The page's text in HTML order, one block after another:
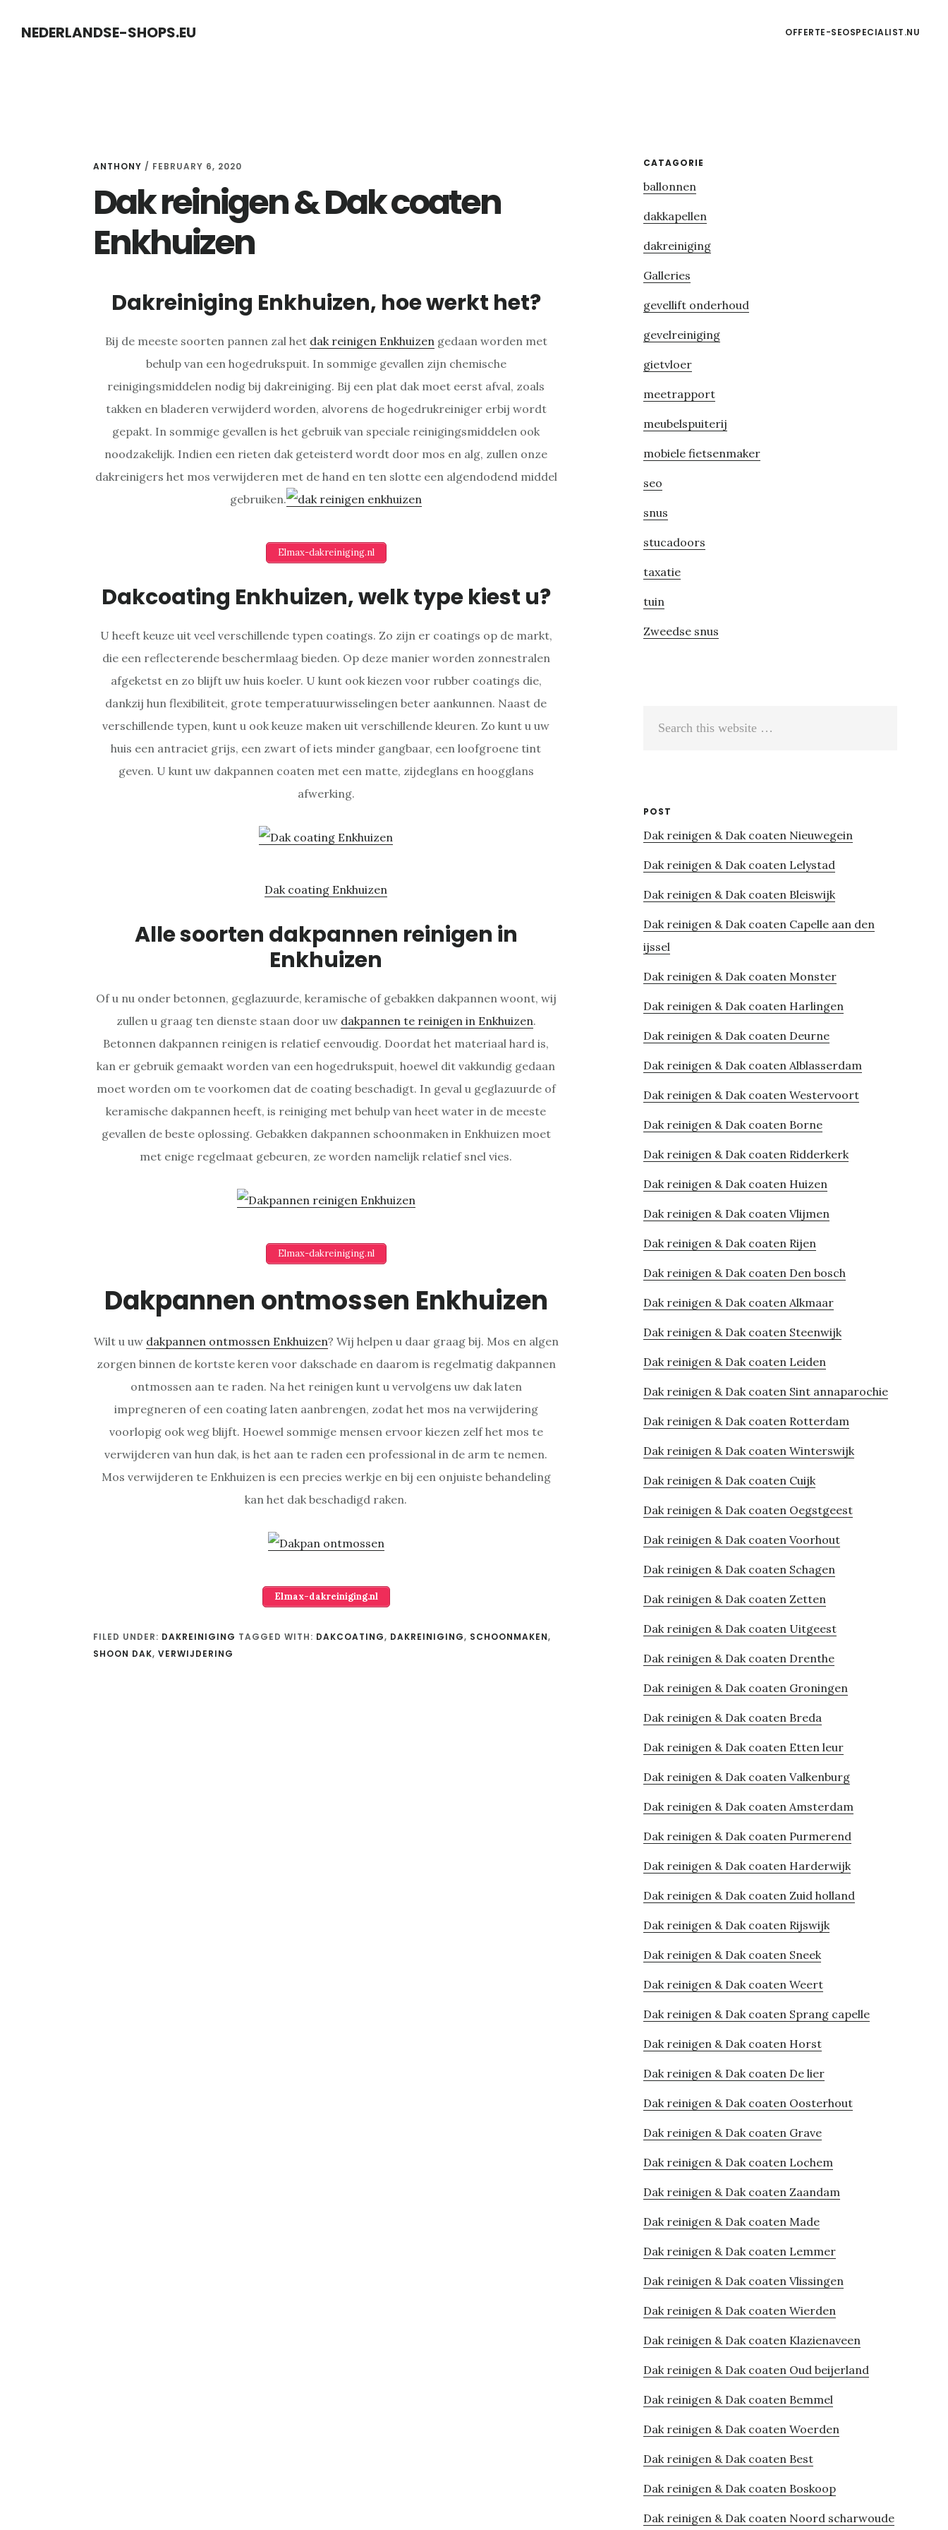
NEDERLANDSE-SHOPS.EU OFFERTE-SEOSPECIALIST.NU
ANTHONY / FEBRUARY 6, 2020
Dak reinigen & Dak coaten
Enkhuizen
Dakreiniging Enkhuizen, hoe werkt het?
Bij de meeste soorten pannen zal het dak reinigen Enkhuizengedaan worden met
behulp van een hogedrukspuit. In sommige gevallen zijn chemische
reinigingsmiddelen nodig bij dakreiniging. Bij een plat dak moet eerst afval, zoals
takken en bladeren verwijderd worden, alvorens de hogedrukreiniger erbij wordt
gepakt. In sommige gevallen is het gebruik van speciale reinigingsmiddelen ook
noodzakelijk. Indien een rieten dak geteisterd wordt door mos en alg, zullen onze
dakreinigers het mos verwijderen met de hand en ten slotte een algendodend middel
gebruiken.
Elmax-dakreiniging.nl
Dakcoating Enkhuizen, welk type kiest u?
U heeft keuze uit veel verschillende typen coatings. Zo zijn er coatings op de markt,
die een reflecterende beschermlaag bieden. Op deze manier worden zonnestralen
afgeketst en zo blijft uw huis koeler. U kunt ook kiezen voor rubber coatings die,
dankzij hun flexibiliteit, grote temperatuurwisselingen beter aankunnen. Naast de
verschillende typen, kunt u ook keuze maken uit verschillende kleuren. Zo kunt u uw
huis een antraciet grijs, een zwart of iets minder gangbaar, een loofgroene tint
geven. U kunt uw dakpannen coaten met een matte, zijdeglans en hoogglans
afwerking.
Dak coating Enkhuizen
Alle soorten dakpannen reinigen in
Enkhuizen
Of u nu onder betonnen, geglazuurde, keramische of gebakken dakpannen woont, wij
zullen u graag ten dienste staan door uw dakpannen te reinigen in Enkhuizen.
Betonnen dakpannen reinigen is relatief eenvoudig. Doordat het materiaal hard is,
kan er gebruik gemaakt worden van een hogedrukspuit, hoewel dit vakkundig gedaan
moet worden om te voorkomen dat de coating beschadigt. In geval u geglazuurde of
keramische dakpannen heeft, is reiniging met behulp van heet water in de meeste
gevallen de beste oplossing. Gebakken dakpannen schoonmaken in Enkhuizen moet
met enige regelmaat gebeuren, ze worden namelijk relatief snel vies.
Elmax-dakreiniging.nl
Dakpannen ontmossen Enkhuizen
Wilt u uw dakpannen ontmossen Enkhuizen? Wij helpen u daar graag bij. Mos en algen
zorgen binnen de kortste keren voor dakschade en daarom is regelmatig dakpannen
ontmossen aan te raden. Na het reinigen kunt u vervolgens uw dak laten
impregneren of een coating laten aanbrengen, zodat het mos na verwijdering
voorlopig ook weg blijft. Hoewel sommige mensen ervoor kiezen zelf het mos te
verwijderen van hun dak, is het aan te raden een professional in de arm te nemen.
Mos verwijderen te Enkhuizen is een precies werkje en bij een onjuiste behandeling
kan het dak beschadigd raken.
Elmax-dakreiniging.nl
FILED UNDER: DAKREINIGING TAGGED WITH: DAKCOATING, DAKREINIGING, SCHOONMAKEN,
SHOON DAK, VERWIJDERING
Primary
Sidebar
CATAGORIE
ballonnen
dakkapellen
dakreiniging
Galleries
gevellift onderhoud
gevelreiniging
gietvloer
meetrapport
meubelspuiterij
mobiele fietsenmaker
seo
snus
stucadoors
taxatie
tuin
Zweedse snus
POST
Dak reinigen & Dak coaten Nieuwegein
Dak reinigen & Dak coaten Lelystad
Dak reinigen & Dak coaten Bleiswijk
Dak reinigen & Dak coaten Capelle aan den
ijssel
Dak reinigen & Dak coaten Monster
Dak reinigen & Dak coaten Harlingen
Dak reinigen & Dak coaten Deurne
Dak reinigen & Dak coaten Alblasserdam
Dak reinigen & Dak coaten Westervoort
Dak reinigen & Dak coaten Borne
Dak reinigen & Dak coaten Ridderkerk
Dak reinigen & Dak coaten Huizen
Dak reinigen & Dak coaten Vlijmen
Dak reinigen & Dak coaten Rijen
Dak reinigen & Dak coaten Den bosch
Dak reinigen & Dak coaten Alkmaar
Dak reinigen & Dak coaten Steenwijk
Dak reinigen & Dak coaten Leiden
Dak reinigen & Dak coaten Sint annaparochie
Dak reinigen & Dak coaten Rotterdam
Dak reinigen & Dak coaten Winterswijk
Dak reinigen & Dak coaten Cuijk
Dak reinigen & Dak coaten Oegstgeest
Dak reinigen & Dak coaten Voorhout
Dak reinigen & Dak coaten Schagen
Dak reinigen & Dak coaten Zetten
Dak reinigen & Dak coaten Uitgeest
Dak reinigen & Dak coaten Drenthe
Dak reinigen & Dak coaten Groningen
Dak reinigen & Dak coaten Breda
Dak reinigen & Dak coaten Etten leur
Dak reinigen & Dak coaten Valkenburg
Dak reinigen & Dak coaten Amsterdam
Dak reinigen & Dak coaten Purmerend
Dak reinigen & Dak coaten Harderwijk
Dak reinigen & Dak coaten Zuid holland
Dak reinigen & Dak coaten Rijswijk
Dak reinigen & Dak coaten Sneek
Dak reinigen & Dak coaten Weert
Dak reinigen & Dak coaten Sprang capelle
Dak reinigen & Dak coaten Horst
Dak reinigen & Dak coaten De lier
Dak reinigen & Dak coaten Oosterhout
Dak reinigen & Dak coaten Grave
Dak reinigen & Dak coaten Lochem
Dak reinigen & Dak coaten Zaandam
Dak reinigen & Dak coaten Made
Dak reinigen & Dak coaten Lemmer
Dak reinigen & Dak coaten Vlissingen
Dak reinigen & Dak coaten Wierden
Dak reinigen & Dak coaten Klazienaveen
Dak reinigen & Dak coaten Oud beijerland
Dak reinigen & Dak coaten Bemmel
Dak reinigen & Dak coaten Woerden
Dak reinigen & Dak coaten Best
Dak reinigen & Dak coaten Boskoop
Dak reinigen & Dak coaten Noord scharwoude